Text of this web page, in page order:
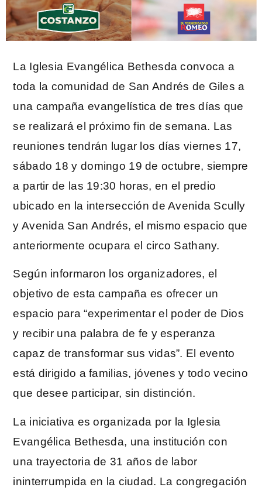
La Iglesia Evangélica Bethesda convoca a
toda la comunidad de San Andrés de Giles a
una campaña evangelística de tres días que
se realizará el próximo fin de semana. Las
reuniones tendrán lugar los días viernes 17,
sábado 18 y domingo 19 de octubre, siempre
a partir de las 19:30 horas, en el predio
ubicado en la intersección de Avenida Scully
y Avenida San Andrés, el mismo espacio que
anteriormente ocupara el circo Sathany.
Según informaron los organizadores, el
objetivo de esta campaña es ofrecer un
espacio para “experimentar el poder de Dios
y recibir una palabra de fe y esperanza
capaz de transformar sus vidas”. El evento
está dirigido a familias, jóvenes y todo vecino
que desee participar, sin distinción.
La iniciativa es organizada por la Iglesia
Evangélica Bethesda, una institución con
una trayectoria de 31 años de labor
ininterrumpida en la ciudad. La congregación